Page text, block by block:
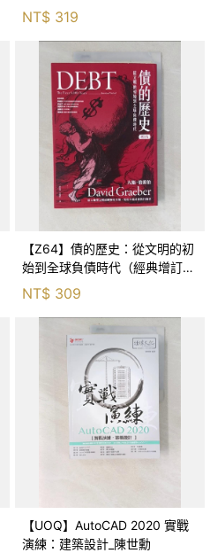
基金會
NT$ 319
【Z64】債的歷史：從文明的初
始到全球負債時代（經典增訂
版）_大衛．格雷伯, 羅育興, 林
曉欽
NT$ 309
【UOQ】AutoCAD 2020 實戰
演練：建築設計_陳世勳